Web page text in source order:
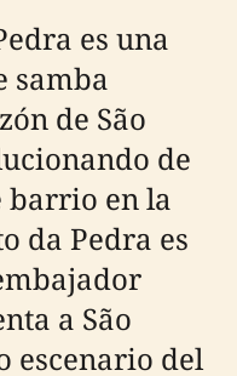
es una
samba
de São
de
barrio en la
da Pedra es
a São
escenario del